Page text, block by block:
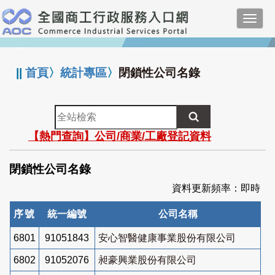
跳
到
主
要
:::
||首頁〉統計專區〉 閉鎖性公司名錄
全
站
檢
索
【熱門查詢】公司/商業/工廠登記資料
閉鎖性公司名錄
資料更新頻率：即時
序號 統一編號 公司名稱
6801 91051843 安心智醫健康事業股份有限公司
6802 91052076 昶豪興業股份有限公司